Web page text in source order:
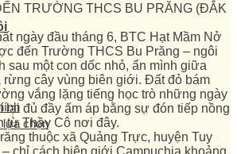
lựa chọn
TRƯỜNG THCS BU PRĂNG (ĐẮK
ngày đầu tháng 6, BTC Hạt Mầm Nở
đến Trường THCS Bu Prăng – ngôi
sau một con dốc nhỏ, ẩn mình giữa
rừng cây vùng biên giới. Đất đỏ bám
vắng lặng tiếng học trò những ngày
lại đủ đầy ấm áp bằng sự đón tiếp nồng
từ Thầy Cô nơi đây.
thuộc xã Quảng Trực, huyện Tuy
chỉ cách biên giới Campuchia khoảng